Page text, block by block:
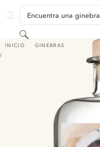
GINVENTORY
Encuentra una ginebra,
Buscar
INICIO GINEBRAS
KAISER HILL 16 BAVARIAN DRY